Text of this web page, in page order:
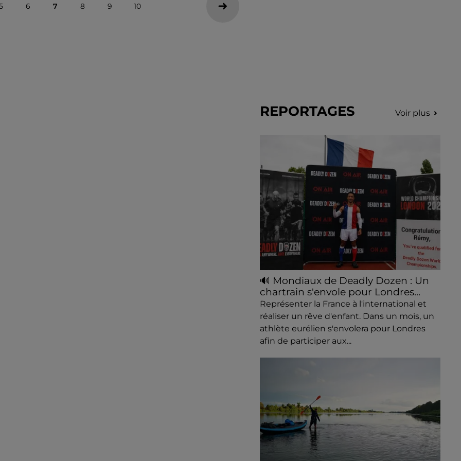
6 7 8 9 10
REPORTAGES Voir plus
🔊 Mondiaux de Deadly Dozen : Un
chartrain s'envole pour Londres...
Représenter la France à l'international et
réaliser un rêve d'enfant. Dans un mois, un
athlète eurélien s'envolera pour Londres
afin de participer aux...